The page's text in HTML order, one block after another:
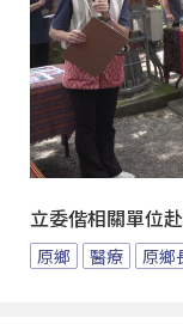
立委偕相關單位
原鄉 醫療 原鄉